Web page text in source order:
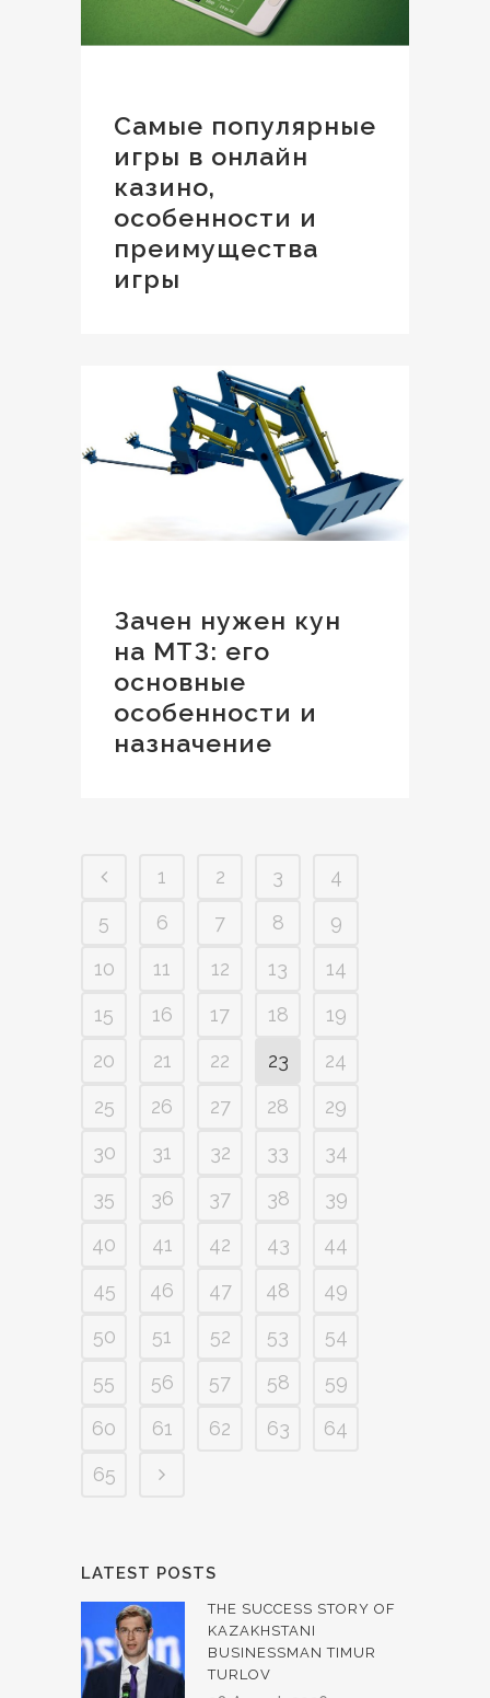
Самые популярные
игры в онлайн
казино,
особенности и
преимущества
игры
Зачен нужен кун
на МТЗ: его
основные
особенности и
назначение
1 2 3
4
5
6 7 8
9
10
11 12 13
14
15
16 17 18
19
20
21 22 23
24
25
26 27 28
29
30
31 32 33
34
35
36 37 38
39
40
41 42 43
44
45
46 47 48
49
50
51 52 53
54
55
56 57 58
59
60
61 62 63
64
65
LATEST POSTS
THE SUCCESS STORY OF
KAZAKHSTANI
BUSINESSMAN TIMUR
TURLOV